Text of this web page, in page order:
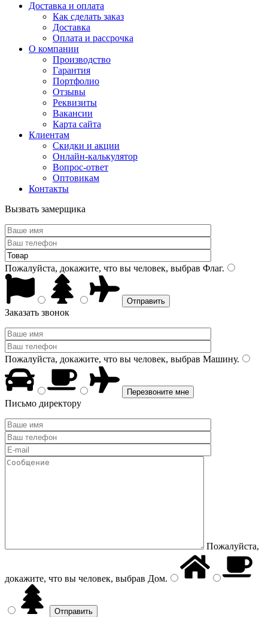
Доставка и оплата
Как сделать заказ
Доставка
Оплата и рассрочка
О компании
Производство
Гарантия
Портфолио
Отзывы
Реквизиты
Вакансии
Карта сайта
Клиентам
Скидки и акции
Онлайн-калькулятор
Вопрос-ответ
Оптовикам
Контакты
Вызвать замерщика
Пожалуйста, докажите, что вы человек, выбрав Флаг.
Заказать звонок
Пожалуйста, докажите, что вы человек, выбрав Машину.
Письмо директору
Пожалуйста,
докажите, что вы человек, выбрав Дом.